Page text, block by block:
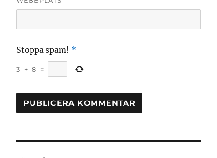
Stoppa spam! *
3 + 8 =